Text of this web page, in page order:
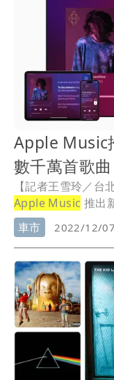
台特別節目中揭曉
Apple
數千萬首歌曲
【記者王雪玲／
Apple Music 推出
輕鬆高歌數千萬首
Music 訂閱者推出
TV 4K 上使用。
車市 2022/12/